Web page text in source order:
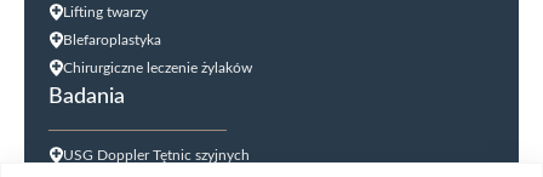
Lifting twarzy
Blefaroplastyka
Chirurgiczne leczenie żylaków
Badania
USG Doppler Tętnic szyjnych